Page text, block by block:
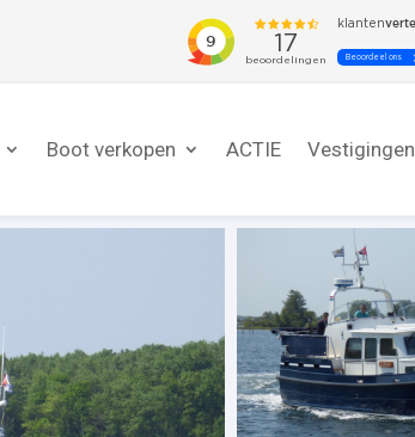
Boot verkopen ACTIE Vestigingen